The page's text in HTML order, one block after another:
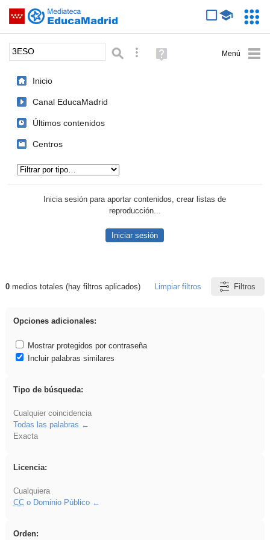
Saltar navegación
Palabra o frase: Búsqueda avanzada
Ayuda
(en
Inicio
Canal EducaMadrid
Últimos contenidos
Centros
Inicia sesión para aportar contenidos, crear listas de
reproducción...
Iniciar sesión
Resultados de: 3ESO
0medios totales (hay filtros aplicados) Limpiar filtros Filtros
Opciones adicionales:
Mostrar protegidos por contraseña
Incluir palabras similares
Tipo de búsqueda:
Cualquier coincidencia
Todas las palabras
Exacta
Licencia:
Cualquiera
CCo Dominio Público
Orden: